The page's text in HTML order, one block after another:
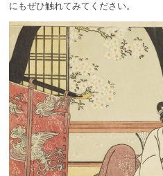
にもぜひ触れてみてください。